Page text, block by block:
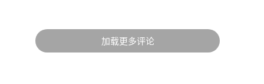
加载更多评论